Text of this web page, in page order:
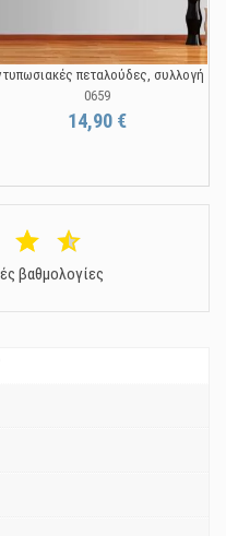
πεταλούδες, συλλογή
0659
14,90 €
βαθμολογίες